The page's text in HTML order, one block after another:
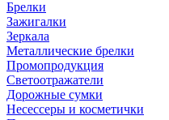
Брелки
Зажигалки
Зеркала
Металлические брелки
Промопродукция
Светоотражатели
Дорожные сумки
Несессеры и косметички